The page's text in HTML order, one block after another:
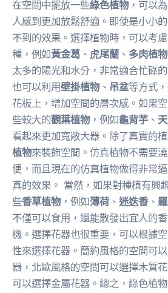
在空間中擺放一些綠色植物，可以
人感到更加放鬆舒適。即使是小小
不到的效果。選擇植物時，可以考慮
種，例如黃金葛、 虎尾蘭 、 多肉植物
太多的陽光和水分，非常適合忙碌
也可以利用壁掛植物、 吊盆等方式
花板上，增加空間的層次感。如果
些較大的觀葉植物，例如龜背芋、
看起來更加寬敞大器。除了真實的
植物來裝飾空間。仿真植物不需要
便，而且現在的仿真植物做得非常
真的效果。 當然，如果對種植有興
些香草植物，例如薄荷、 迷迭香、
不僅可以食用，還能散發出宜人的
機。選擇花器也很重要，可以根據
性來選擇花器。簡約風格的空間可
器，北歐風格的空間可以選擇木質
可以選擇金屬花器。總之，綠色植